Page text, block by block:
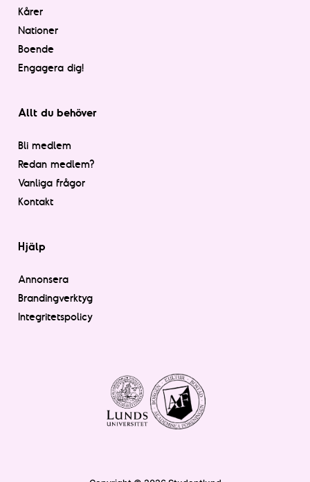
Kårer
Nationer
Boende
Engagera dig!
Allt du behöver
Bli medlem
Redan medlem?
Vanliga frågor
Kontakt
Hjälp
Annonsera
Brandingverktyg
Integritetspolicy